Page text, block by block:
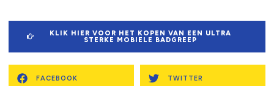
KLIK HIER VOOR HET KOPEN VAN EEN ULTRA
STERKE MOBIELE BADGREEP
FACEBOOK TWITTER